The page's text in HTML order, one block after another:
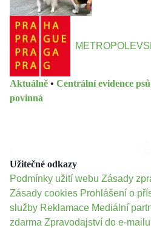
Aktuálně • Centrální evidence
povinná
Užitečné odkazy
Podmínky užití webu Zásady
Zásady cookies Prohlášení o
služby Reklamace Mediální
zdarma Zpravodajství do e-mailu